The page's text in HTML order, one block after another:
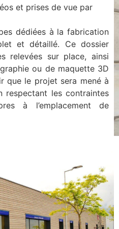
et prises de vue par
dédiées à la fabrication
et détaillé. Ce dossier
relevées sur place, ainsi
ou de maquette 3D
que le projet sera mené à
les contraintes
à l’emplacement de